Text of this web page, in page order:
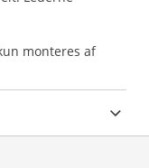
monteres af